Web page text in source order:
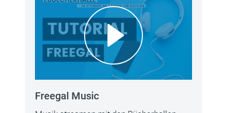
Freegal Music